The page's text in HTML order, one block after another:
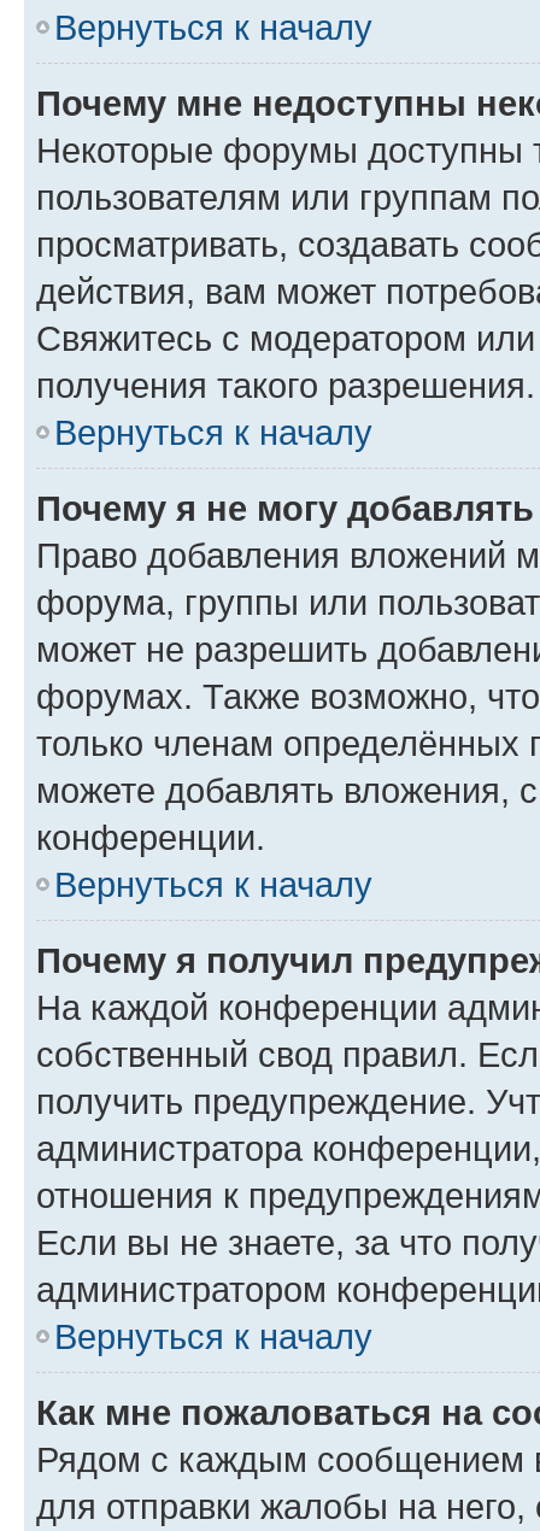
Вернуться к началу
Почему мне недоступны
Некоторые форумы доступны
пользователям или группам
просматривать, создавать
действия, вам может
Свяжитесь с модератором
получения такого разрешения.
Вернуться к началу
Почему я не могу
Право добавления вложений
форума, группы или
может не разрешить
форумах. Также возможно,
только членам определённых
можете добавлять вложения,
конференции.
Вернуться к началу
Почему я получил
На каждой конференции
собственный свод правил.
получить предупреждение.
администратора
отношения к
Если вы не знаете, за что
администратором
Вернуться к началу
Как мне пожаловаться на
Рядом с каждым сообщением
для отправки жалобы на